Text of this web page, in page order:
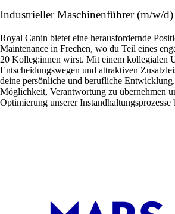
Industrieller Maschinenführer (m/w/
Royal Canin bietet eine herausfordernde
Maintenance in Frechen, wo du Teil eines
20 Kolleg:innen wirst. Mit einem kollegialen
Entscheidungswegen und attraktiven
deine persönliche und berufliche
Möglichkeit, Verantwortung zu übernehmen
Optimierung unserer Instandhaltungsprozesse